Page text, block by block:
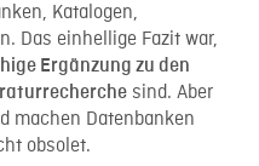
Katalogen,
Das einhellige Fazit war,
Ergänzung zu den
sind. Aber
machen Datenbanken
obsolet.